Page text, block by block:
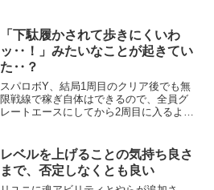
下がってしまった‥。どうせならエーテ
ルベール推しの場所でイド...
「下駄履かされて歩きにくいわ
ッ‥！」みたいなことが起きてい
た‥？
スパロボY、結局1周目のクリア後でも無
限戦線で稼ぎ自体はできるので、全員グ
レートエースにしてから2周目に入るよう
線の雑魚敵が強くて即育成しながらにな
り、意外と地味に育...
レベルを上げることの気持ち良さ
まで、否定しなくとも良い